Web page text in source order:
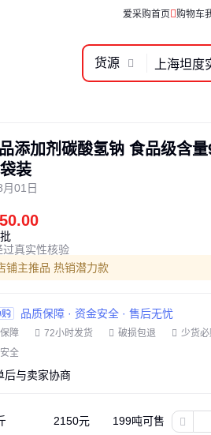
爱采购首页 购物车
货源
添加剂碳酸氢钠 食品级含
装
01日
过真实性核验
铺主推品 热销潜力款
品质保障 · 资金安全 · 售后无忧
障 72小时发货 破损包退
少货
全
后与卖家协商
2150元 199吨可售